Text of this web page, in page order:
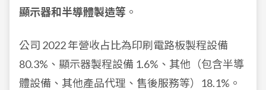
顯示器和半導體製造等 。
公司 2022 年營收占比為印刷電路板製程設備
80.3%、顯示器製程設備 1.6%、其他（包含半導
體設備、其他產品代理、售後服務等）18.1%。